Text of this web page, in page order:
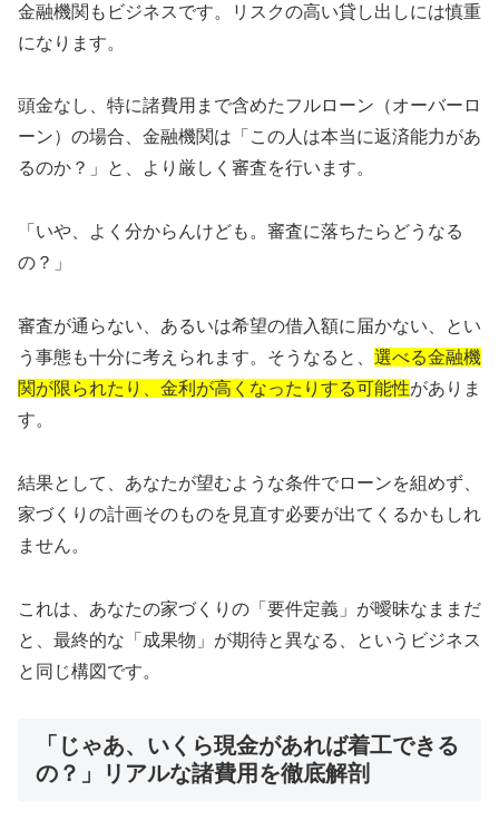
金融機関もビジネスです。リスクの高い貸し出しには慎重
になります。
頭金なし、特に諸費用まで含めたフルローン（オーバーロ
ーン）の場合、金融機関は「この人は本当に返済能力があ
るのか？」と、より厳しく審査を行います。
「いや、よく分からんけども。審査に落ちたらどうなる
の？」
審査が通らない、あるいは希望の借入額に届かない、とい
う事態も十分に考えられます。そうなると、 選べる金融機
関が限られたり、金利が高くなったりする可能性がありま
す。
結果として、あなたが望むような条件でローンを組めず、
家づくりの計画そのものを見直す必要が出てくるかもしれ
ません。
これは、あなたの家づくりの「要件定義」が曖昧なままだ
と、最終的な「成果物」が期待と異なる、というビジネス
と同じ構図です。
「じゃあ、いくら現金があれば着工できる
の？」リアルな諸費用を徹底解剖